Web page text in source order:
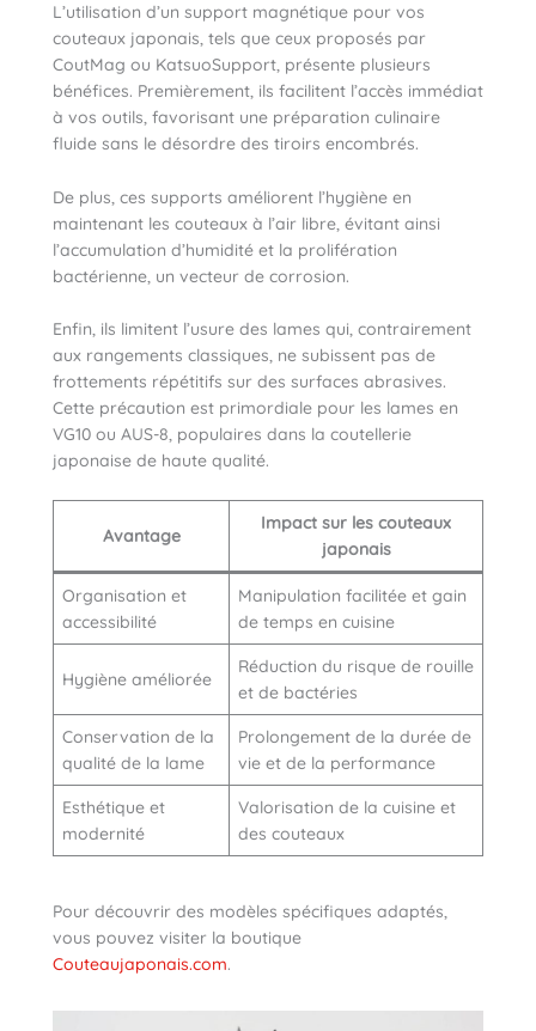
L’utilisation d’un support magnétique pour vos
couteaux japonais, tels que ceux proposés par
CoutMag ou KatsuoSupport, présente plusieurs
bénéfices. Premièrement, ils facilitent l’accès immédiat
à vos outils, favorisant une préparation culinaire
fluide sans le désordre des tiroirs encombrés.
De plus, ces supports améliorent l’hygiène en
maintenant les couteaux à l’air libre, évitant ainsi
l’accumulation d’humidité et la prolifération
bactérienne, un vecteur de corrosion.
Enfin, ils limitent l’usure des lames qui, contrairement
aux rangements classiques, ne subissent pas de
frottements répétitifs sur des surfaces abrasives.
Cette précaution est primordiale pour les lames en
VG10 ou AUS-8, populaires dans la coutellerie
japonaise de haute qualité.
Avantage
Impact sur les couteaux
japonais
Organisation et
accessibilité
Manipulation facilitée et gain
de temps en cuisine
Hygiène améliorée
Réduction du risque de rouille
et de bactéries
Conservation de la
qualité de la lame
Prolongement de la durée de
vie et de la performance
Esthétique et
modernité
Valorisation de la cuisine et
des couteaux
Pour découvrir des modèles spécifiques adaptés,
vous pouvez visiter la boutique
Couteaujaponais.com.